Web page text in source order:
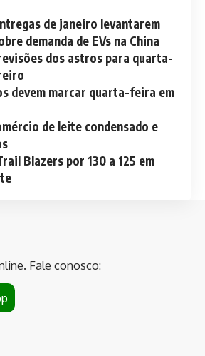
de janeiro levantarem
demanda de EVs na China
dos astros para quarta-
devem marcar quarta-feira em
de leite condensado e
Blazers por 130 a 125 em
Fale conosco: